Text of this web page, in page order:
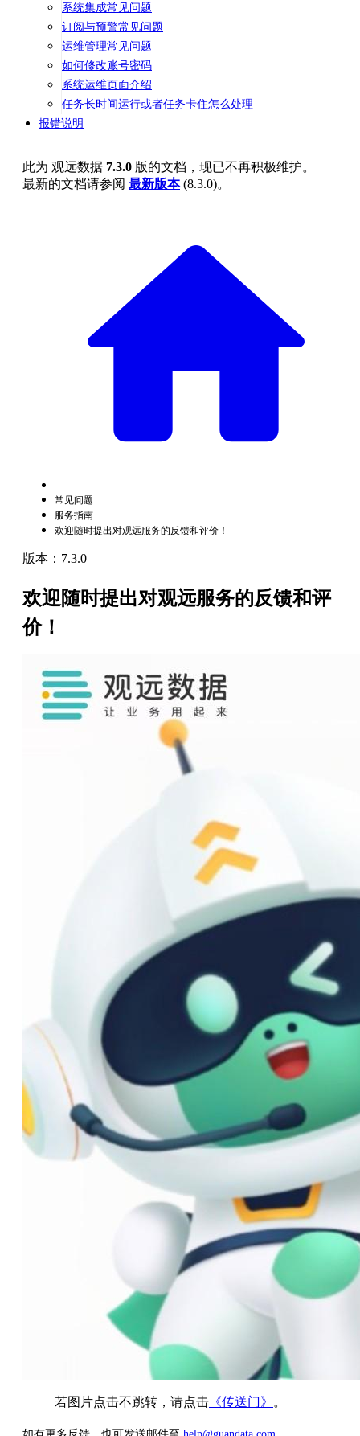
系统集成常见问题
订阅与预警常见问题
运维管理常见问题
如何修改账号密码
系统运维页面介绍
任务长时间运行或者任务卡住怎么处理
报错说明
此为 观远数据 7.3.0 版的文档，现已不再积极维护。
最新的文档请参阅 最新版本(8.3.0)。
常见问题
服务指南
欢迎随时提出对观远服务的反馈和评价！
版本：7.3.0
欢迎随时提出对观远服务的反馈和评
价！
若图片点击不跳转，请点击 《传送门》 。